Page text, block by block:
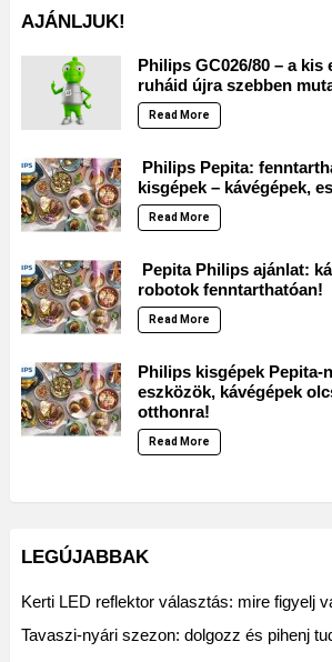
AJÁNLJUK!
Philips GC026/80 – a kis
ruháid újra szebben
Read More
Philips Pepita:
kisgépek – kávégépek,
Read More
Pepita Philips ajánlat:
robotok fenntarthatóan!
Read More
Philips kisgépek Pepita-
eszközök, kávégépek
otthonra!
Read More
LEGÚJABBAK
Kerti LED reflektor választás: mire figyelj
Tavaszi-nyári szezon: dolgozz és pihenj